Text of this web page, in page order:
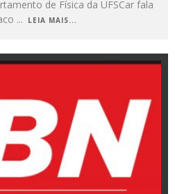
de Física da UFSCar fala
... LEIA MAIS...